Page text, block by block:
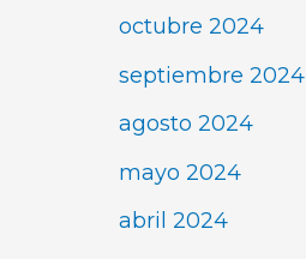
octubre 2024
septiembre 2024
agosto 2024
mayo 2024
abril 2024